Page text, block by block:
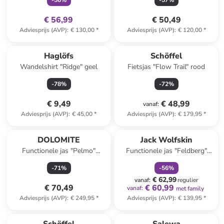
€ 56,99
Adviesprijs (AVP): € 130,00*
€ 50,49
Adviesprijs (AVP): € 120,00*
Haglöfs
Wandelshirt "Ridge" geel
-78%
€ 9,49
Adviesprijs (AVP): € 45,00*
Schöffel
Fietsjas "Flow Trail" rood
-72%
vanaf: € 48,99
Adviesprijs (AVP): € 179,95*
DOLOMITE
Functionele jas "Pelmo"
paars/donkerblauw
-71%
€ 70,49
Adviesprijs (AVP): € 249,95*
Jack Wolfskin
Functionele jas "Feldberg"
lichtroze
-56%
vanaf: € 62,99regulier
vanaf: € 60,99 met family
Adviesprijs (AVP): € 139,95*